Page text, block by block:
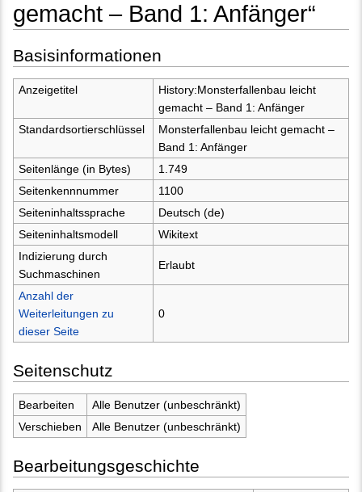
gemacht – Band 1: Anfänger“
Basisinformationen
Anzeigetitel
History:Monsterfallenbau leicht
gemacht – Band 1: Anfänger
Standardsortierschlüssel
Monsterfallenbau leicht gemacht –
Band 1: Anfänger
Seitenlänge (in Bytes)
1.749
Seitenkennnummer
1100
Seiteninhaltssprache
Deutsch (de)
Seiteninhaltsmodell
Wikitext
Indizierung durch
Suchmaschinen
Erlaubt
Anzahl der
Weiterleitungen zu
dieser Seite
0
Seitenschutz
Bearbeiten
Alle Benutzer (unbeschränkt)
Verschieben
Alle Benutzer (unbeschränkt)
Bearbeitungsgeschichte